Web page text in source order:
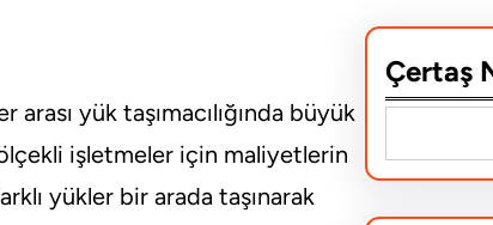
yük taşımacılığında büyük
işletmeler için maliyetlerin
yükler bir arada taşınarak
Çertaş
e
a